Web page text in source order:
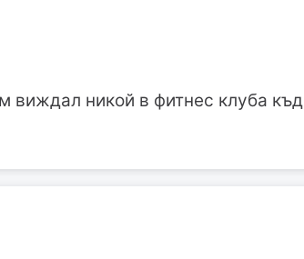
виждал никой в фитнес клуба